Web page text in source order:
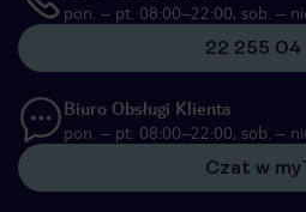
pon. – pt. 08:00–22:00, sob. –
22 255 04
Biuro Obsługi Klienta
pon. – pt. 08:00–22:00, sob. –
Czat w